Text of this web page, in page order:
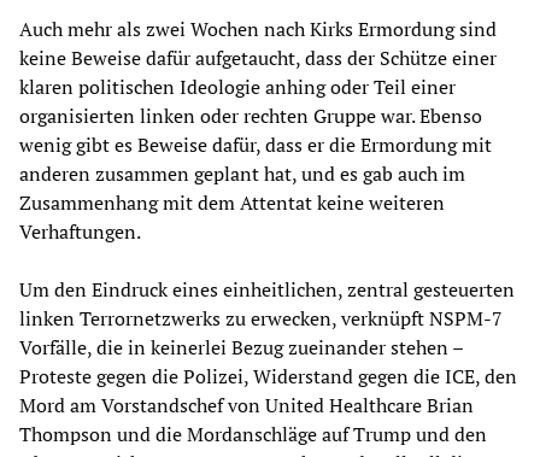
Auch mehr als zwei Wochen nach Kirks Ermordung sind
keine Beweise dafür aufgetaucht, dass der Schütze einer
klaren politischen Ideologie anhing oder Teil einer
organisierten linken oder rechten Gruppe war. Ebenso
wenig gibt es Beweise dafür, dass er die Ermordung mit
anderen zusammen geplant hat, und es gab auch im
Zusammenhang mit dem Attentat keine weiteren
Verhaftungen.
Um den Eindruck eines einheitlichen, zentral gesteuerten
linken Terrornetzwerks zu erwecken, verknüpft NSPM-7
Vorfälle, die in keinerlei Bezug zueinander stehen –
Proteste gegen die Polizei, Widerstand gegen die ICE, den
Mord am Vorstandschef von United Healthcare Brian
Thompson und die Mordanschläge auf Trump und den